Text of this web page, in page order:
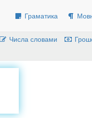
Граматика
Числа словами